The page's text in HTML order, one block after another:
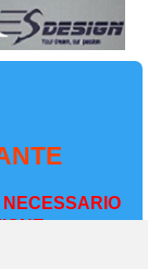
NECESSARIO